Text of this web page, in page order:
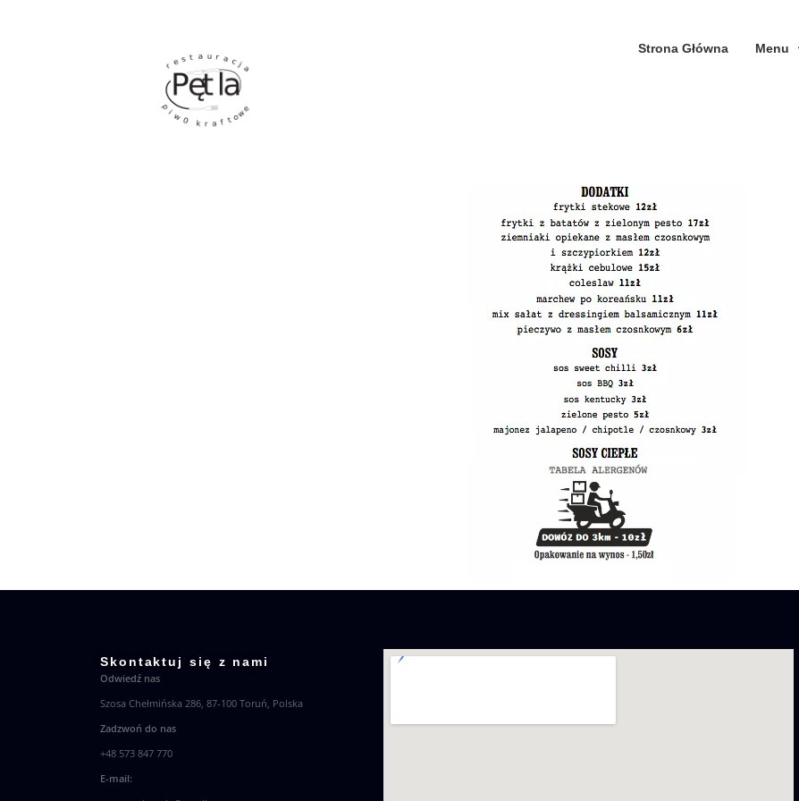
Strona Główna Menu
Skontaktuj się z nami
Odwiedź nas
Szosa Chełmińska 286, 87-100 Toruń, Polska
Zadzwoń do nas
+48 573 847 770
E-mail: